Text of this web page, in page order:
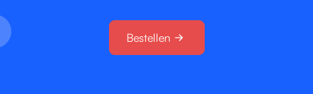
Bestellen